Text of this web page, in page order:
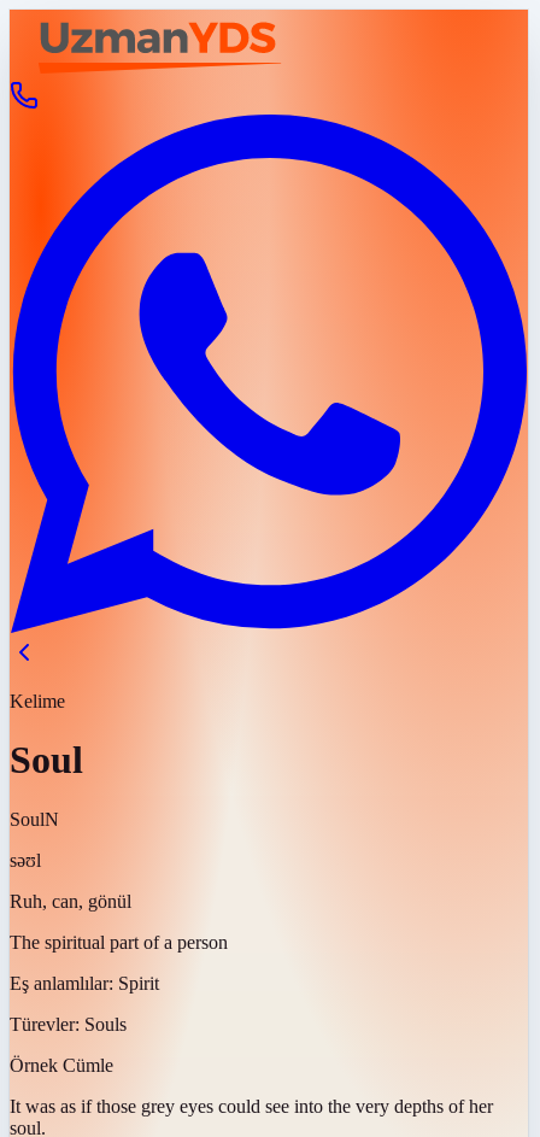
Kelime
Soul
SoulN
səʊl
Ruh, can, gönül
The spiritual part of a person
Eş anlamlılar: Spirit
Türevler: Souls
Örnek Cümle
It was as if those grey eyes could see into the very depths of her
soul.